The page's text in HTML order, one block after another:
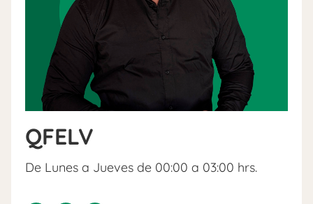
QFELV
De Lunes a Jueves de 00:00 a 03:00 hrs.